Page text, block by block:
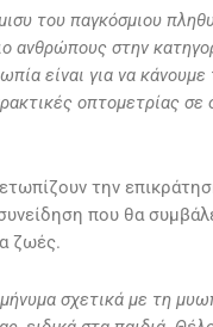
του παγκόσμιου
ανθρώπους στην
είναι για να
οπτομετρίας σε
την
που θα
ζωές.
σχετικά με τη